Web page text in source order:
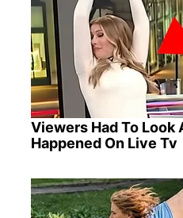
Viewers Had To Look
Happened On Live Tv